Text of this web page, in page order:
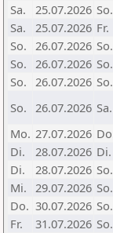
Sa.
25.07.2026 So.
Sa.
25.07.2026 Fr.
So. 26.07.2026 So.
So. 26.07.2026 So.
So. 26.07.2026 So.
So. 26.07.2026 Sa.
Mo. 27.07.2026
Di.
28.07.2026 Di.
Di.
28.07.2026 So.
Mi. 29.07.2026 So.
Do. 30.07.2026 So.
Fr.
31.07.2026 So.